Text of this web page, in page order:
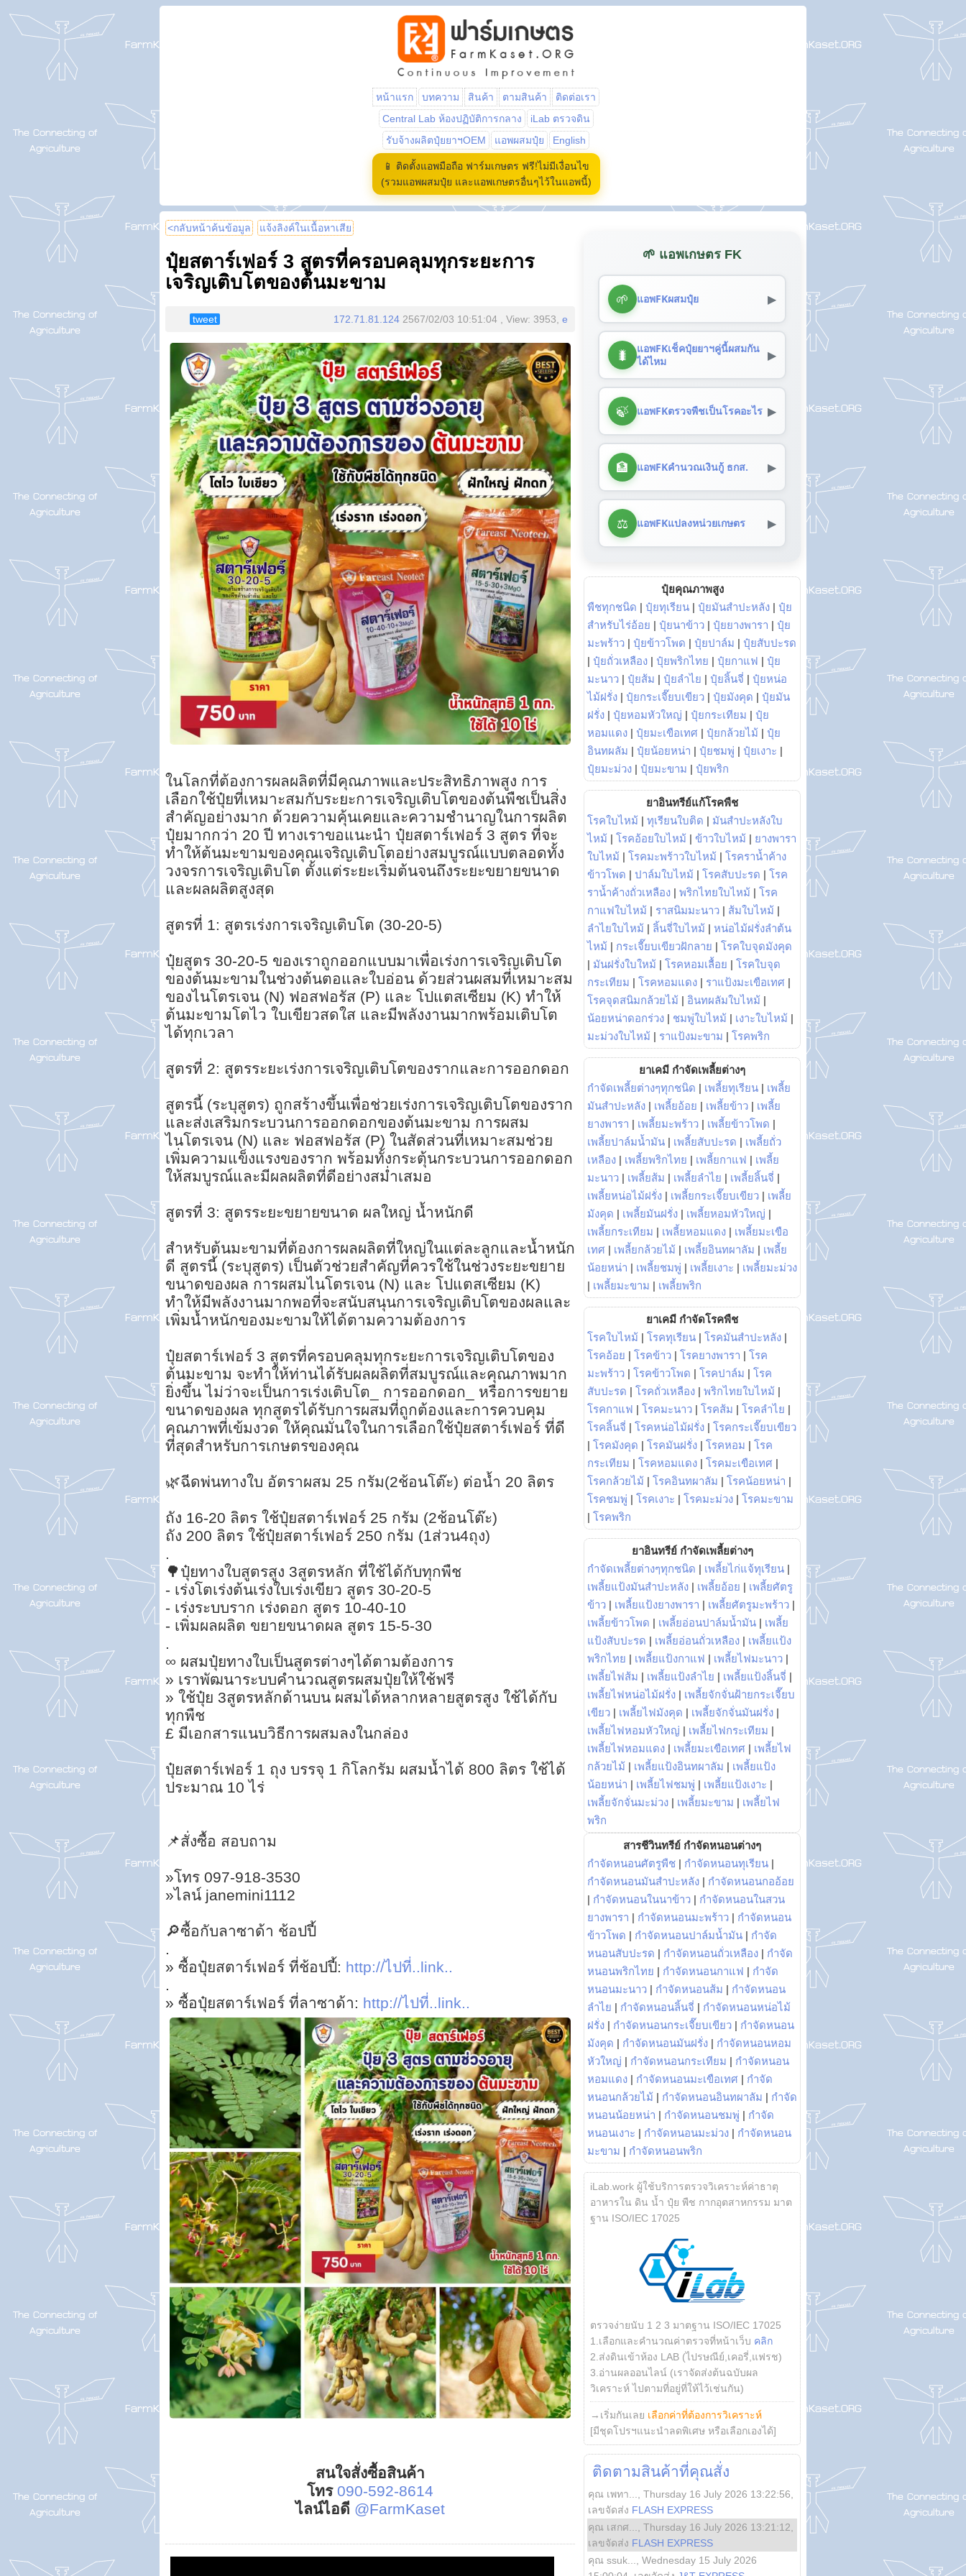
หน้าแรก บทความ สินค้า ตามสินค้า
ติดต่อเรา
Central Lab ห้องปฏิบัติการกลาง
iLab ตรวจดิน
รับจ้างผลิตปุ๋ยยาฯOEM
แอพผสมปุ๋ย English
📱 ติดตั้งแอพมือถือ ฟาร์มเกษตร ฟรี!ไม่มีเงื่อนไข
(รวมแอพผสมปุ๋ย และแอพเกษตรอื่นๆไว้ในแอพนี้)
<กลับหน้าค้นข้อมูล แจ้งลิงค์ในเนื้อหาเสีย
ปุ๋ยสตาร์เฟอร์ 3 สูตรที่ครอบคลุมทุกระยะการ
เจริญเติบโตของต้นมะขาม
tweet 172.71.81.124 2567/02/03 10:51:04 , View: 3953, e
ในโลกที่ต้องการผลผลิตที่มีคุณภาพและประสิทธิภาพสูง การ
เลือกใช้ปุ๋ยที่เหมาะสมกับระยะการเจริญเติบโตของต้นพืชเป็นสิ่ง
สำคัญอย่างมาก ด้วยความคุ้นเคยและความชำนาญในการผลิต
ปุ๋ยมากกว่า 20 ปี ทางเราขอแนะนำ ปุ๋ยสตาร์เฟอร์ 3 สูตร ที่จะ
ทำให้ต้นมะขามของคุณเจริญเติบโตอย่างสมบูรณ์แบบตลอดทั้ง
วงจรการเจริญเติบโต ตั้งแต่ระยะเริ่มต้นจนถึงระยะขยายขนาด
และผลผลิตสูงสุด
สูตรที่ 1: สูตรเร่งการเจริญเติบโต (30-20-5)
ปุ๋ยสูตร 30-20-5 ของเราถูกออกแบบมาเพื่อเร่งการเจริญเติบโต
ของต้นมะขามในช่วงต้นตอและใบอ่อน ด้วยส่วนผสมที่เหมาะสม
ของไนโตรเจน (N) ฟอสฟอรัส (P) และ โปแตสเซียม (K) ทำให้
ต้นมะขามโตไว ใบเขียวสดใส และมีพลังงานมากพร้อมเติบโต
ได้ทุกเวลา
สูตรที่ 2: สูตรระยะเร่งการเจริญเติบโตของรากและการออกดอก
สูตรนี้ (ระบุสูตร) ถูกสร้างขึ้นเพื่อช่วยเร่งการเจริญเติบโตของราก
และส่งเสริมกระบวนการออกดอกของต้นมะขาม การผสม
ไนโตรเจน (N) และ ฟอสฟอรัส (P) ในสัดส่วนที่เหมาะสมช่วย
เพิ่มความแข็งแรงของราก พร้อมทั้งกระตุ้นกระบวนการออกดอก
ให้สมบูรณ์และมีผลผลิตที่ดีอย่างสม่ำเสมอ
สูตรที่ 3: สูตรระยะขยายขนาด ผลใหญ่ น้ำหนักดี
สำหรับต้นมะขามที่ต้องการผลผลิตที่ใหญ่ในแต่ละลูกและน้ำหนัก
ดี สูตรนี้ (ระบุสูตร) เป็นตัวช่วยสำคัญที่ควรใช้ในช่วงระยะขยาย
ขนาดของผล การผสมไนโตรเจน (N) และ โปแตสเซียม (K)
ทำให้มีพลังงานมากพอที่จะสนับสนุนการเจริญเติบโตของผลและ
เพิ่มน้ำหนักของมะขามให้ได้ตามความต้องการ
ปุ๋ยสตาร์เฟอร์ 3 สูตรที่ครอบคลุมทุกระยะการเจริญเติบโตของ
ต้นมะขาม จะทำให้ท่านได้รับผลผลิตที่สมบูรณ์และคุณภาพมาก
ยิ่งขึ้น ไม่ว่าจะเป็นการเร่งเติบโต_ การออกดอก_ หรือการขยาย
ขนาดของผล ทุกสูตรได้รับการผสมที่ถูกต้องและการควบคุม
คุณภาพที่เข้มงวด ให้คุณมั่นใจในการเลือกใช้ปุ๋ยสตาร์เฟอร์ ที่ดี
ที่สุดสำหรับการเกษตรของคุณ
🌿ฉีดพ่นทางใบ อัตราผสม 25 กรัม(2ช้อนโต๊ะ) ต่อน้ำ 20 ลิตร
ถัง 16-20 ลิตร ใช้ปุ๋ยสตาร์เฟอร์ 25 กรัม (2ช้อนโต๊ะ)
ถัง 200 ลิตร ใช้ปุ๋ยสตาร์เฟอร์ 250 กรัม (1ส่วน4ถุง)
.
🌳ปุ๋ยทางใบสูตรสูง 3สูตรหลัก ที่ใช้ได้กับทุกพืช
- เร่งโตเร่งต้นเร่งใบเร่งเขียว สูตร 30-20-5
- เร่งระบบราก เร่งดอก สูตร 10-40-10
- เพิ่มผลผลิต ขยายขนาดผล สูตร 15-5-30
.
∞ ผสมปุ๋ยทางใบเป็นสูตรต่างๆได้ตามต้องการ
» เราพัฒนาระบบคำนวณสูตรผสมปุ๋ยให้ใช้ฟรี
» ใช้ปุ๋ย 3สูตรหลักด้านบน ผสมได้หลากหลายสูตรสูง ใช้ได้กับ
ทุกพืช
£ มีเอกสารแนบวิธีการผสมลงในกล่อง
ปุ๋ยสตาร์เฟอร์ 1 ถุง บรรจุ 1 กิโลกรัม ผสมน้ำได้ 800 ลิตร ใช้ได้
ประมาณ 10 ไร่
📌สั่งซื้อ สอบถาม
»โทร 097-918-3530
»ไลน์ janemini1112
🔎ซื้อกับลาซาด้า ช้อปปี้
.
» ซื้อปุ๋ยสตาร์เฟอร์ ที่ช้อปปี้: http://ไปที่..link..
.
» ซื้อปุ๋ยสตาร์เฟอร์ ที่ลาซาด้า: http://ไปที่..link..
สนใจสั่งซื้อสินค้า
โทร 090-592-8614
ไลน์ไอดี @FarmKaset
🌱 แอพเกษตร FK
🌱 แอพFKผสมปุ๋ย ▶
🐛
แอพFKเช็คปุ๋ยยาฯคู่นี้ผสมกัน
ได้ไหม
▶
🍃 แอพFKตรวจพืชเป็นโรคอะไร ▶
🏦 แอพFKคำนวณเงินกู้ ธกส. ▶
⚖️ แอพFKแปลงหน่วยเกษตร ▶
ปุ๋ยคุณภาพสูง
พืชทุกชนิด | ปุ๋ยทุเรียน | ปุ๋ยมันสำปะหลัง | ปุ๋ย
สำหรับไร่อ้อย | ปุ๋ยนาข้าว | ปุ๋ยยางพารา | ปุ๋ย
มะพร้าว | ปุ๋ยข้าวโพด | ปุ๋ยปาล์ม | ปุ๋ยสับปะรด
| ปุ๋ยถั่วเหลือง | ปุ๋ยพริกไทย | ปุ๋ยกาแฟ | ปุ๋ย
มะนาว | ปุ๋ยส้ม | ปุ๋ยลำไย | ปุ๋ยลิ้นจี่ | ปุ๋ยหน่อ
ไม้ฝรั่ง | ปุ๋ยกระเจี๊ยบเขียว | ปุ๋ยมังคุด | ปุ๋ยมัน
ฝรั่ง | ปุ๋ยหอมหัวใหญ่ | ปุ๋ยกระเทียม | ปุ๋ย
หอมแดง | ปุ๋ยมะเขือเทศ | ปุ๋ยกล้วยไม้ | ปุ๋ย
อินทผลัม | ปุ๋ยน้อยหน่า | ปุ๋ยชมพู่ | ปุ๋ยเงาะ |
ปุ๋ยมะม่วง | ปุ๋ยมะขาม | ปุ๋ยพริก
ยาอินทรีย์แก้โรคพืช
โรคใบไหม้ | ทุเรียนใบติด | มันสำปะหลังใบ
ไหม้ | โรคอ้อยใบไหม้ | ข้าวใบไหม้ | ยางพารา
ใบไหม้ | โรคมะพร้าวใบไหม้ | โรคราน้ำค้าง
ข้าวโพด | ปาล์มใบไหม้ | โรคสับปะรด | โรค
ราน้ำค้างถั่วเหลือง | พริกไทยใบไหม้ | โรค
กาแฟใบไหม้ | ราสนิมมะนาว | ส้มใบไหม้ |
ลำไยใบไหม้ | ลิ้นจี่ใบไหม้ | หน่อไม้ฝรั่งลำต้น
ไหม้ | กระเจี๊ยบเขียวฝักลาย | โรคใบจุดมังคุด
| มันฝรั่งใบใหม้ | โรคหอมเลื้อย | โรคใบจุด
กระเทียม | โรคหอมแดง | ราแป้งมะเขือเทศ |
โรคจุดสนิมกล้วยไม้ | อินทผลัมใบไหม้ |
น้อยหน่าดอกร่วง | ชมพู่ใบไหม้ | เงาะใบไหม้ |
มะม่วงใบไหม้ | ราแป้งมะขาม | โรคพริก
ยาเคมี กำจัดเพลี้ยต่างๆ
กำจัดเพลี้ยต่างๆทุกชนิด | เพลี้ยทุเรียน | เพลี้ย
มันสำปะหลัง | เพลี้ยอ้อย | เพลี้ยข้าว | เพลี้ย
ยางพารา | เพลี้ยมะพร้าว | เพลี้ยข้าวโพด |
เพลี้ยปาล์มน้ำมัน | เพลี้ยสับปะรด | เพลี้ยถั่ว
เหลือง | เพลี้ยพริกไทย | เพลี้ยกาแฟ | เพลี้ย
มะนาว | เพลี้ยส้ม | เพลี้ยลำไย | เพลี้ยลิ้นจี่ |
เพลี้ยหน่อไม้ฝรั่ง | เพลี้ยกระเจี๊ยบเขียว | เพลี้ย
มังคุด | เพลี้ยมันฝรั่ง | เพลี้ยหอมหัวใหญ่ |
เพลี้ยกระเทียม | เพลี้ยหอมแดง | เพลี้ยมะเขือ
เทศ | เพลี้ยกล้วยไม้ | เพลี้ยอินทผาลัม | เพลี้ย
น้อยหน่า | เพลี้ยชมพู่ | เพลี้ยเงาะ | เพลี้ยมะม่วง
| เพลี้ยมะขาม | เพลี้ยพริก
ยาเคมี กำจัดโรคพืช
โรคใบไหม้ | โรคทุเรียน | โรคมันสำปะหลัง |
โรคอ้อย | โรคข้าว | โรคยางพารา | โรค
มะพร้าว | โรคข้าวโพด | โรคปาล์ม | โรค
สับปะรด | โรคถั่วเหลือง | พริกไทยใบไหม้ |
โรคกาแฟ | โรคมะนาว | โรคส้ม | โรคลำไย |
โรคลิ้นจี่ | โรคหน่อไม้ฝรั่ง | โรคกระเจี๊ยบเขียว
| โรคมังคุด | โรคมันฝรั่ง | โรคหอม | โรค
กระเทียม | โรคหอมแดง | โรคมะเขือเทศ |
โรคกล้วยไม้ | โรคอินทผาลัม | โรคน้อยหน่า |
โรคชมพู่ | โรคเงาะ | โรคมะม่วง | โรคมะขาม
| โรคพริก
ยาอินทรีย์ กำจัดเพลี้ยต่างๆ
กำจัดเพลี้ยต่างๆทุกชนิด | เพลี้ยไก่แจ้ทุเรียน |
เพลี้ยแป้งมันสำปะหลัง | เพลี้ยอ้อย | เพลี้ยศัตรู
ข้าว | เพลี้ยแป้งยางพารา | เพลี้ยศัตรูมะพร้าว |
เพลี้ยข้าวโพด | เพลี้ยอ่อนปาล์มน้ำมัน | เพลี้ย
แป้งสับปะรด | เพลี้ยอ่อนถั่วเหลือง | เพลี้ยแป้ง
พริกไทย | เพลี้ยแป้งกาแฟ | เพลี้ยไฟมะนาว |
เพลี้ยไฟส้ม | เพลี้ยแป้งลำไย | เพลี้ยแป้งลิ้นจี่ |
เพลี้ยไฟหน่อไม้ฝรั่ง | เพลี้ยจักจั่นฝ้ายกระเจี๊ยบ
เขียว | เพลี้ยไฟมังคุด | เพลี้ยจักจั่นมันฝรั่ง |
เพลี้ยไฟหอมหัวใหญ่ | เพลี้ยไฟกระเทียม |
เพลี้ยไฟหอมแดง | เพลี้ยมะเขือเทศ | เพลี้ยไฟ
กล้วยไม้ | เพลี้ยแป้งอินทผาลัม | เพลี้ยแป้ง
น้อยหน่า | เพลี้ยไฟชมพู่ | เพลี้ยแป้งเงาะ |
เพลี้ยจักจั่นมะม่วง | เพลี้ยมะขาม | เพลี้ยไฟ
พริก
สารชีวินทรีย์ กำจัดหนอนต่างๆ
กำจัดหนอนศัตรูพืช | กำจัดหนอนทุเรียน |
กำจัดหนอนมันสำปะหลัง | กำจัดหนอนกออ้อย
| กำจัดหนอนในนาข้าว | กำจัดหนอนในสวน
ยางพารา | กำจัดหนอนมะพร้าว | กำจัดหนอน
ข้าวโพด | กำจัดหนอนปาล์มน้ำมัน | กำจัด
หนอนสับปะรด | กำจัดหนอนถั่วเหลือง | กำจัด
หนอนพริกไทย | กำจัดหนอนกาแฟ | กำจัด
หนอนมะนาว | กำจัดหนอนส้ม | กำจัดหนอน
ลำไย | กำจัดหนอนลิ้นจี่ | กำจัดหนอนหน่อไม้
ฝรั่ง | กำจัดหนอนกระเจี๊ยบเขียว | กำจัดหนอน
มังคุด | กำจัดหนอนมันฝรั่ง | กำจัดหนอนหอม
หัวใหญ่ | กำจัดหนอนกระเทียม | กำจัดหนอน
หอมแดง | กำจัดหนอนมะเขือเทศ | กำจัด
หนอนกล้วยไม้ | กำจัดหนอนอินทผาลัม | กำจัด
หนอนน้อยหน่า | กำจัดหนอนชมพู่ | กำจัด
หนอนเงาะ | กำจัดหนอนมะม่วง | กำจัดหนอน
มะขาม | กำจัดหนอนพริก
iLab.work ผู้ใช้บริการตรวจวิเคราะห์ค่าธาตุ
อาหารใน ดิน น้ำ ปุ๋ย พืช กากอุตสาหกรรม มาต
ฐาน ISO/IEC 17025
ตรวจง่ายนับ 1 2 3 มาตฐาน ISO/IEC 17025
1.เลือกและคำนวณค่าตรวจที่หน้าเว็บ คลิก
2.ส่งดินเข้าห้อง LAB (ไปรษณีย์,เคอรี่,แฟรช)
3.อ่านผลออนไลน์ (เราจัดส่งต้นฉบับผล
วิเคราะห์ ไปตามที่อยู่ที่ให้ไว้เช่นกัน)
→เริ่มกันเลย เลือกค่าที่ต้องการวิเคราะห์
[มีชุดโปรฯแนะนำลดพิเศษ หรือเลือกเองได้]
ติดตามสินค้าที่คุณสั่ง
คุณ เพทา... Thursday 16 July 2026 13:22:56
เลขจัดส่ง FLASH EXPRESS
คุณ เสกศ...
Thursday 16 July 2026 13:21:12
เลขจัดส่ง FLASH EXPRESS
คุณ ssuk...
Wednesday 15 July 2026